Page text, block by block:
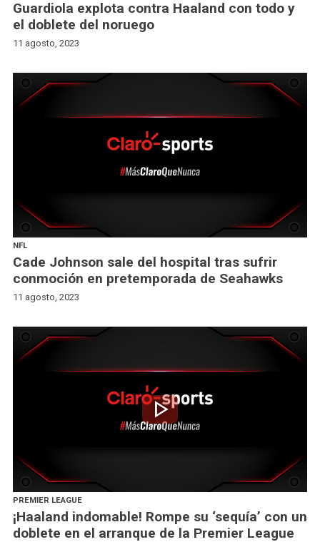
Guardiola explota contra Haaland con todo y
el doblete del noruego
11 agosto, 2023
NFL
Cade Johnson sale del hospital tras sufrir
conmoción en pretemporada de Seahawks
11 agosto, 2023
play_arrow
PREMIER LEAGUE
¡Haaland indomable! Rompe su ‘sequía’ con un
doblete en el arranque de la Premier League